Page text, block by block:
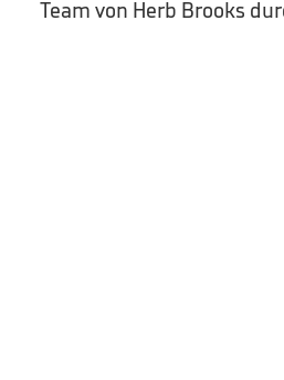
Team von Herb Brooks